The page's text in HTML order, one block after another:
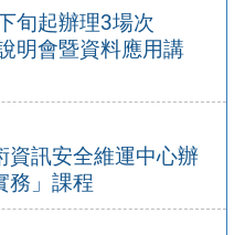
旬起辦理3場次
明會暨資料應用講
資訊安全維運中心辦
務」課程